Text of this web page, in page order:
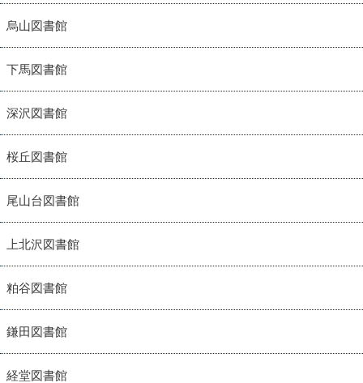
烏山図書館
下馬図書館
深沢図書館
桜丘図書館
尾山台図書館
上北沢図書館
粕谷図書館
鎌田図書館
経堂図書館